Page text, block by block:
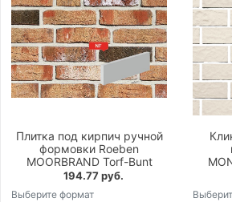
Плитка под кирпич ручной
формовки Roeben
MOORBRAND Torf-Bunt
194.77 руб.
Выберите формат